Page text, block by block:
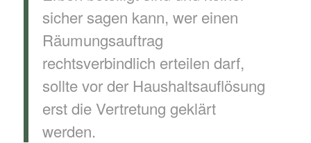
sicher sagen kann, wer einen
Räumungsauftrag
rechtsverbindlich erteilen darf,
sollte vor der Haushaltsauflösung
erst die Vertretung geklärt
werden.